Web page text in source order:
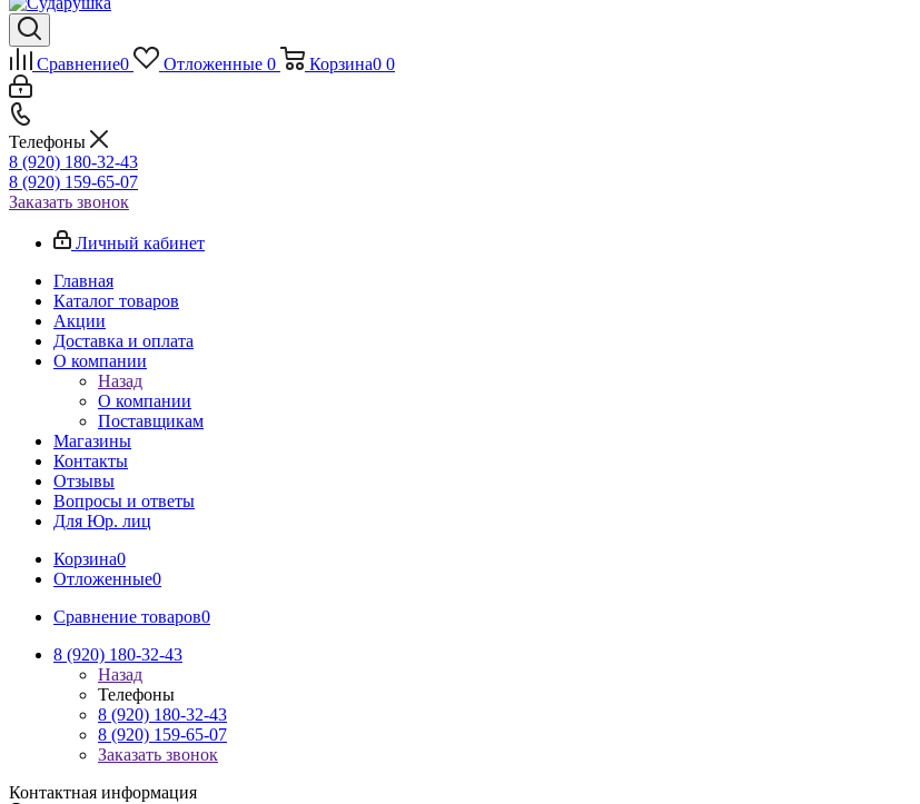
Сравнение0 Отложенные 0 Корзина0 0
Телефоны
8 (920) 180-32-43
8 (920) 159-65-07
Заказать звонок
Личный кабинет
Главная
Каталог товаров
Акции
Доставка и оплата
О компании
Назад
О компании
Поставщикам
Магазины
Контакты
Отзывы
Вопросы и ответы
Для Юр. лиц
Корзина0
Отложенные0
Сравнение товаров0
8 (920) 180-32-43
Назад
Телефоны
8 (920) 180-32-43
8 (920) 159-65-07
Заказать звонок
Контактная информация